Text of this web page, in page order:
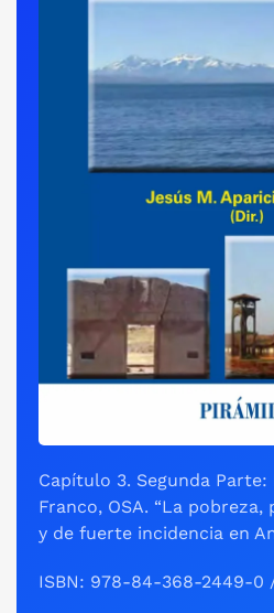
Capítulo 3. Segunda
Franco, OSA. “La
y de fuerte incidencia en
ISBN: 978-84-368-2449-0 /